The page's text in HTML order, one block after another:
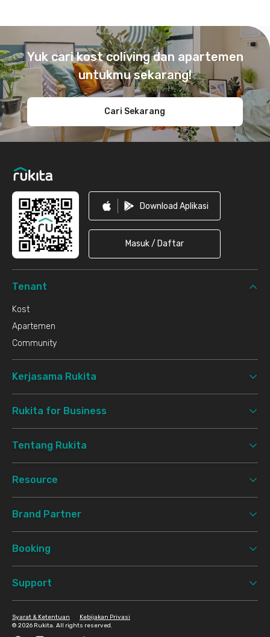
Yuk cari kost coliving dan apartemen
untukmu sekarang!
Cari Sekarang
Download Aplikasi
Masuk / Daftar
Tenant
Kost
Apartemen
Community
Kerjasama Rukita
Rukita for Business
Tentang Rukita
Resource
Brand Partner
Booking
Support
© 2026 Rukita. All rights reserved.
Syarat & Ketentuan Kebijakan Privasi